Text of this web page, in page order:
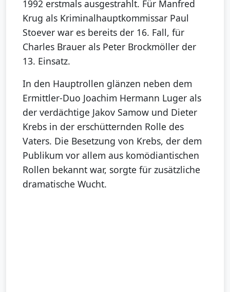
1992 erstmals ausgestrahlt. Für Manfred
Krug als Kriminalhauptkommissar Paul
Stoever war es bereits der 16. Fall, für
Charles Brauer als Peter Brockmöller der
13. Einsatz.
In den Hauptrollen glänzen neben dem
Ermittler-Duo Joachim Hermann Luger als
der verdächtige Jakov Samow und Dieter
Krebs in der erschütternden Rolle des
Vaters. Die Besetzung von Krebs, der dem
Publikum vor allem aus komödiantischen
Rollen bekannt war, sorgte für zusätzliche
dramatische Wucht.